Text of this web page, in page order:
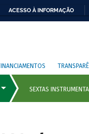
ACESSO À INFORMAÇÃO